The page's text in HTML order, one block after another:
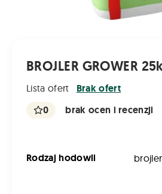
BROJLER GROWER
Lista ofert Brak ofert
0 brak ocen i recenzji
Rodzaj hodowli